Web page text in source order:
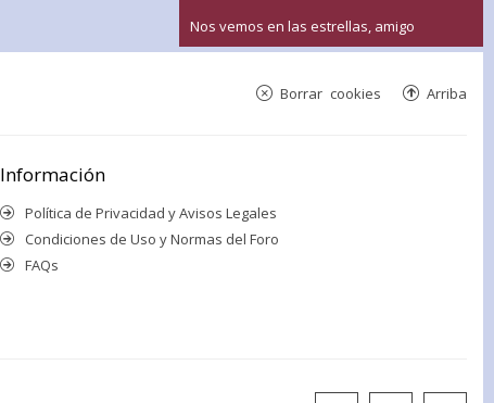
Nos vemos en las estrellas, amigo
Arriba
Borrar cookies
Información
Política de Privacidad y Avisos Legales
Condiciones de Uso y Normas del Foro
FAQs